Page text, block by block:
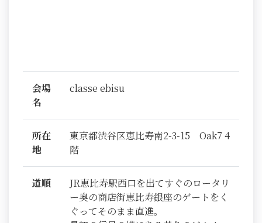
会場
名
classe ebisu
所在
地
東京都渋谷区恵比寿南2-3-15 Oak7 4
階
道順
JR恵比寿駅西口を出てすぐのロータリ
ー奥の商店街恵比寿銀座のゲートをく
ぐってそのまま直進。